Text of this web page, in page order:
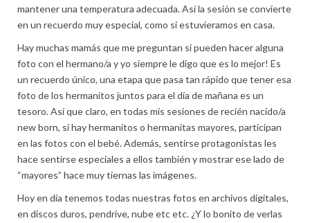
mantener una temperatura adecuada. Así la sesión se convierte
en un recuerdo muy especial, como si estuvieramos en casa.
Hay muchas mamás que me preguntan si pueden hacer alguna
foto con el hermano/a y yo siempre le digo que es lo mejor! Es
un recuerdo único, una etapa que pasa tan rápido que tener esa
foto de los hermanitos juntos para el día de mañana es un
tesoro. Así que claro, en todas mis sesiones de recién nacido/a
new born, si hay hermanitos o hermanitas mayores, participan
en las fotos con el bebé. Además, sentirse protagonistas les
hace sentirse especiales a ellos también y mostrar ese lado de
“mayores” hace muy tiernas las imágenes.
Hoy en día tenemos todas nuestras fotos en archivos digitales,
en discos duros, pendrive, nube etc etc. ¿Y lo bonito de verlas